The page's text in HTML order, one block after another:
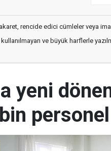
rencide edici cümleler veya
ve büyük harflerle
yeni